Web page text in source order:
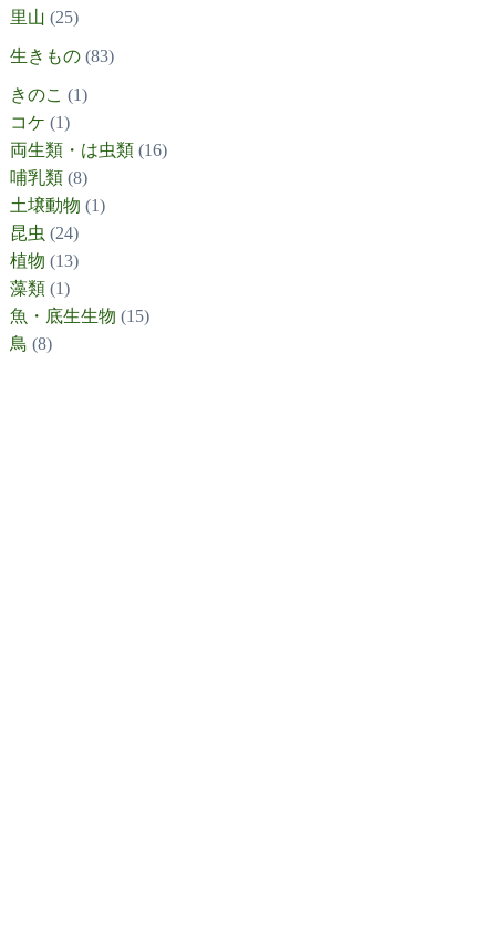
里山 (25)
生きもの(83)
きのこ (1)
コケ (1)
両生類・は虫類(16)
哺乳類(8)
土壌動物 (1)
昆虫 (24)
植物 (13)
藻類(1)
魚・底生生物 (15)
鳥 (8)